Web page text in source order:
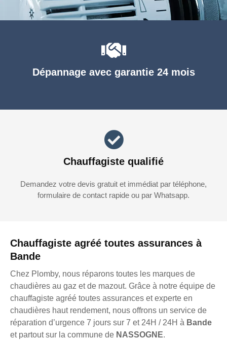
Chauffagiste agréé toutes assurances à
Bande
Chez Plomby, nous réparons toutes les marques de
chaudières au gaz et de mazout. Grâce à notre équipe de
chauffagiste agréé toutes assurances et experte en
chaudières haut rendement, nous offrons un service de
réparation d’urgence 7 jours sur 7 et 24H / 24H à Bande
et partout sur la commune de NASSOGNE.
Dépannage avec garantie 24 mois
Chauffagiste qualifié
Demandez votre devis gratuit et immédiat par téléphone,
formulaire de contact rapide ou par Whatsapp.